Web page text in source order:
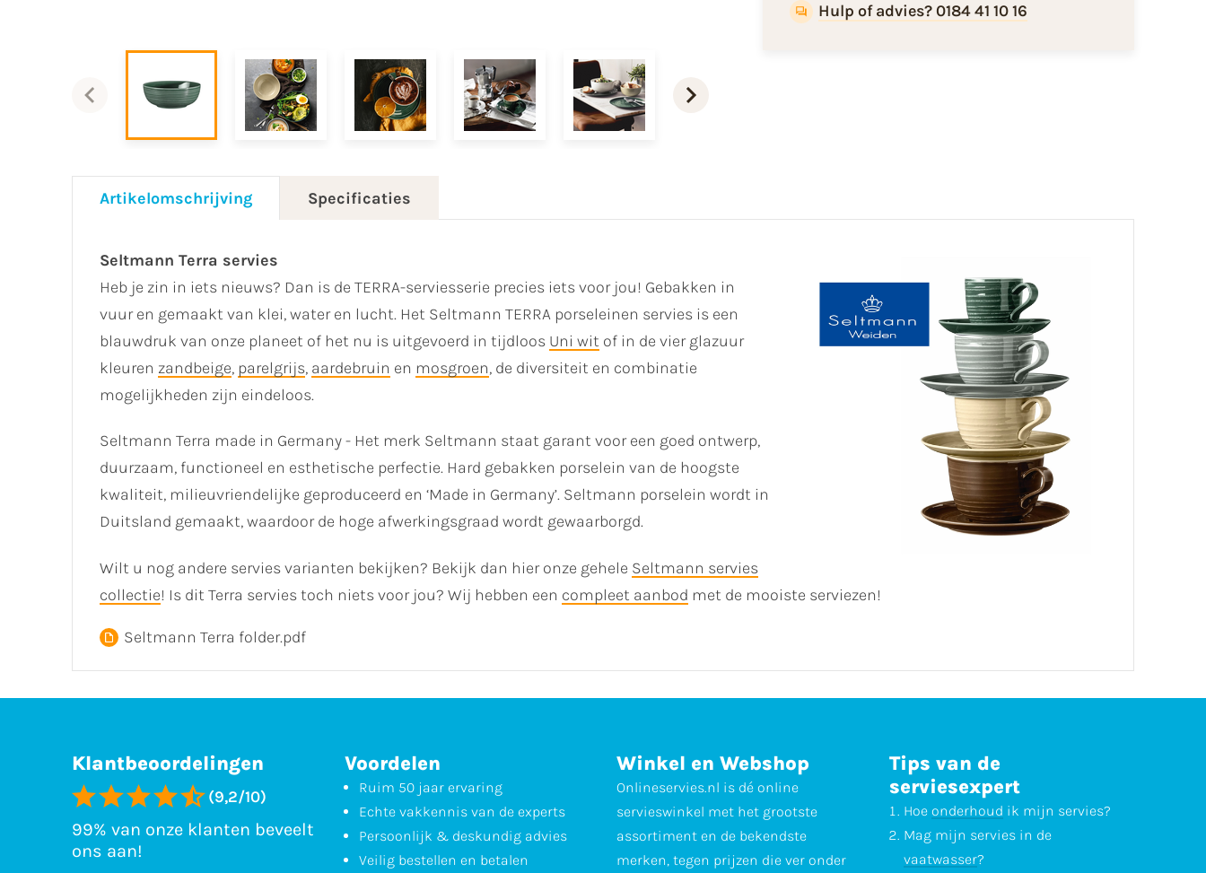
Hulp of advies? 0184 41 10 16
Artikelomschrijving Specificaties
Seltmann Terra servies
Heb je zin in iets nieuws? Dan is de TERRA-serviesserie precies iets voor jou! Gebakken in
vuur en gemaakt van klei, water en lucht. Het Seltmann TERRA porseleinen servies is een
blauwdruk van onze planeet of het nu is uitgevoerd in tijdloos Uni wit of in de vier glazuur
kleuren zandbeige, parelgrijs, aardebruin en mosgroen, de diversiteit en combinatie
mogelijkheden zijn eindeloos.
Seltmann Terra made in Germany - Het merk Seltmann staat garant voor een goed ontwerp,
duurzaam, functioneel en esthetische perfectie. Hard gebakken porselein van de hoogste
kwaliteit, milieuvriendelijke geproduceerd en ‘Made in Germany’. Seltmann porselein wordt in
Duitsland gemaakt, waardoor de hoge afwerkingsgraad wordt gewaarborgd.
Wilt u nog andere servies varianten bekijken? Bekijk dan hier onze gehele Seltmann servies
collectie! Is dit Terra servies toch niets voor jou? Wij hebben een compleet aanbod met de mooiste serviezen!
Seltmann Terra folder.pdf
Klantbeoordelingen
(9,2/10)
99% van onze klanten beveelt
ons aan!
Voordelen
Ruim 50 jaar ervaring
Echte vakkennis van de experts
Persoonlijk & deskundig advies
Veilig bestellen en betalen
Winkel en Webshop
Onlineservies.nl is dé online
servieswinkel met het grootste
assortiment en de bekendste
merken, tegen prijzen die ver onder
Tips van de
serviesexpert
Hoe onderhoud ik mijn servies?
Mag mijn servies in de
vaatwasser?